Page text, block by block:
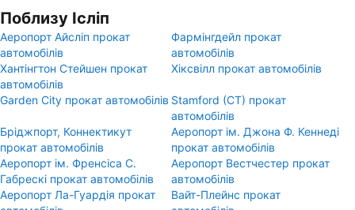
Поблизу Ісліп
Аеропорт Айсліп прокат
автомобілів
Фармінгдейл прокат
автомобілів
Хантінгтон Стейшен прокат
автомобілів
Хіксвілл прокат автомобілів
Garden City прокат автомобілів Stamford (CT) прокат
автомобілів
Бріджпорт, Коннектикут
прокат автомобілів
Аеропорт ім. Джона Ф. Кеннеді
прокат автомобілів
Аеропорт ім. Френсіса С.
Габрескі прокат автомобілів
Аеропорт Вестчестер прокат
автомобілів
Аеропорт Ла-Гуардія прокат
Вайт-Плейнс прокат